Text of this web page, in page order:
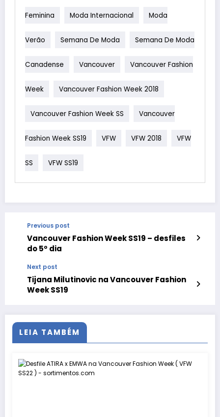
Feminina Moda Internacional Moda
Verão Semana De Moda Semana De Moda
Canadense Vancouver Vancouver Fashion
Week Vancouver Fashion Week 2018
Vancouver Fashion Week SS Vancouver
Fashion Week SS19 VFW VFW 2018 VFW
SS VFW SS19
Previous post
Vancouver Fashion Week SS19 – desfiles
do 5º dia
Next post
Tijana Milutinovic na Vancouver Fashion
Week SS19
LEIA TAMBÉM